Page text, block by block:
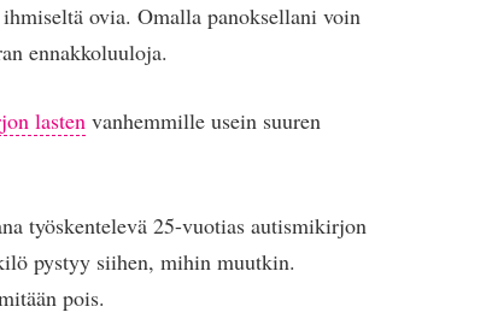
ovia. Omalla panoksellani voin
ennakkoluuloja.
lasten vanhemmille usein suuren
työskentelevä 25-vuotias autismikirjon
pystyy siihen, mihin muutkin.
pois.